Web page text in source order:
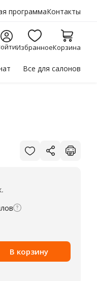
программаКонтакты
ИзбранноеКорзина
Все для салонов
В корзину